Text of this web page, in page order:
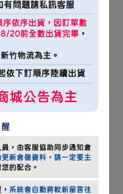
習TEE
加入購物車